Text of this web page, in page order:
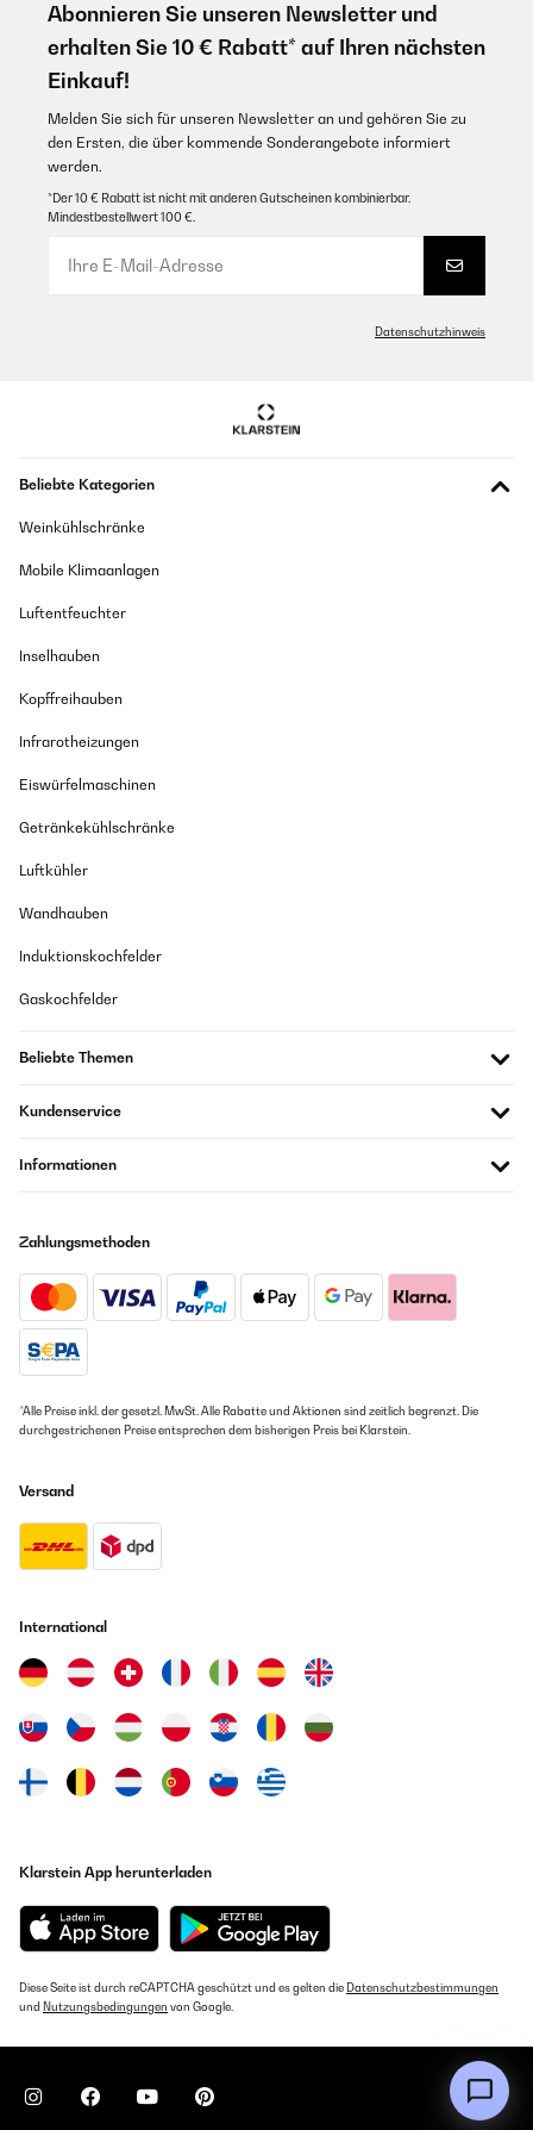
Abonnieren Sie unseren Newsletter und
erhalten Sie 10 € Rabatt* auf Ihren nächsten
Einkauf!
Melden Sie sich für unseren Newsletter an und gehören Sie zu
den Ersten, die über kommende Sonderangebote informiert
werden.
*Der 10 € Rabatt ist nicht mit anderen Gutscheinen kombinierbar.
Mindestbestellwert 100 €.
Datenschutzhinweis
Beliebte Kategorien
Weinkühlschränke
Mobile Klimaanlagen
Luftentfeuchter
Inselhauben
Kopffreihauben
Infrarotheizungen
Eiswürfelmaschinen
Getränkekühlschränke
Luftkühler
Wandhauben
Induktionskochfelder
Gaskochfelder
Beliebte Themen
Kundenservice
Informationen
Zahlungsmethoden
*Alle Preise inkl. der gesetzl. MwSt. Alle Rabatte und Aktionen sind zeitlich begrenzt. Die
durchgestrichenen Preise entsprechen dem bisherigen Preis bei Klarstein.
Versand
International
Klarstein App herunterladen
Diese Seite ist durch reCAPTCHA geschützt und es gelten die Datenschutzbestimmungen
und Nutzungsbedingungen von Google.